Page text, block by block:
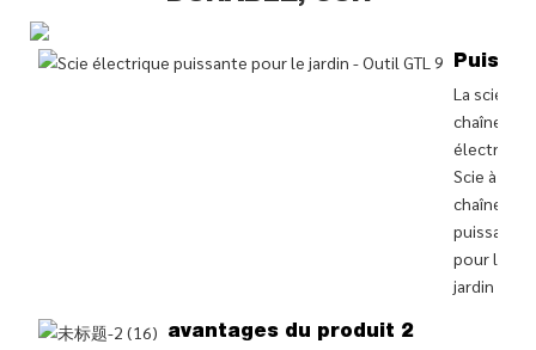
La scie à
chaîne
électrique
Scie à
chaîne
puissante
pour le
jardin (ECS
avantages du produit 2